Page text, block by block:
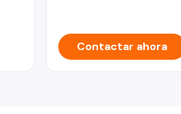
Contactar ahora